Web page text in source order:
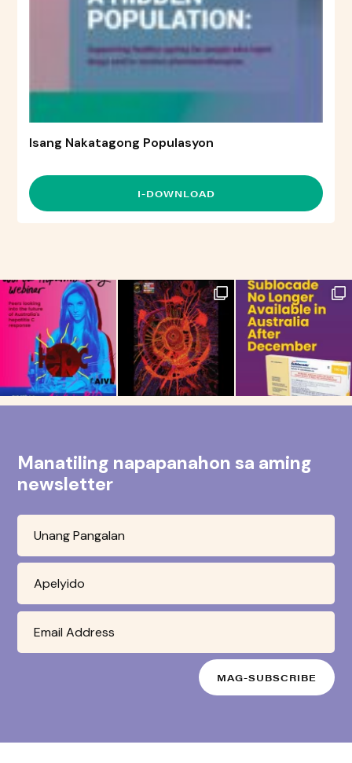
Isang Nakatagong Populasyon
I-DOWNLOAD
Manatiling napapanahon sa aming
newsletter